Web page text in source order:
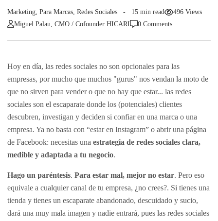
Marketing, Para Marcas, Redes Sociales 15 min read
496 Views
Miguel Palau, CMO / Cofounder HICARI
0 Comments
Hoy en día, las redes sociales no son opcionales para las
empresas, por mucho que muchos "gurus" nos vendan la moto de
que no sirven para vender o que no hay que estar... las redes
sociales son el escaparate donde los (potenciales) clientes
descubren, investigan y deciden si confiar en una marca o una
empresa. Ya no basta con “estar en Instagram” o abrir una página
de Facebook: necesitas una estrategia de redes sociales clara,
medible y adaptada a tu negocio.
Hago un paréntesis. Para estar mal, mejor no estar. Pero eso
equivale a cualquier canal de tu empresa, ¿no crees?. Si tienes una
tienda y tienes un escaparate abandonado, descuidado y sucio,
dará una muy mala imagen y nadie entrará, pues las redes sociales